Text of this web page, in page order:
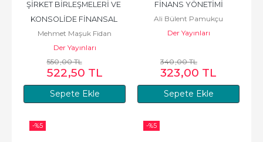
Sepete Ekle
ŞİRKET BİRLEŞMELERİ VE
KONSOLİDE FİNANSAL
TABLOLAR
Mehmet Maşuk Fidan
Der Yayınları
550,00TL
522,50 TL
Sepete Ekle
FİNANS YÖNETİMİ
Ali Bülent Pamukçu
Der Yayınları
340,00TL
323,00 TL
-%5 -%5